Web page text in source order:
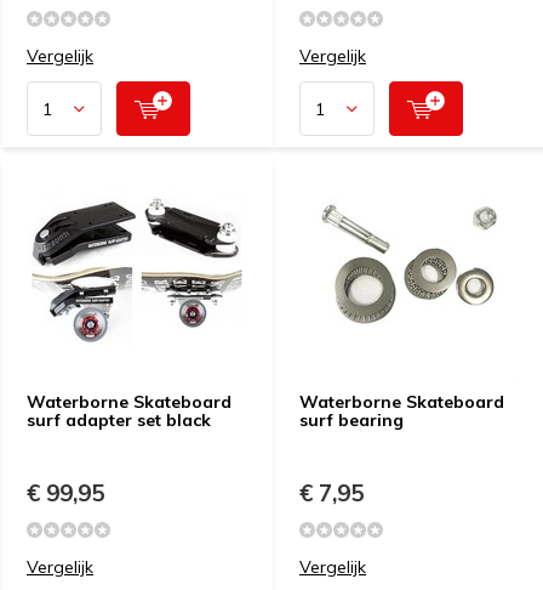
Vergelijk Vergelijk
Waterborne Skateboard
surf adapter set black
€ 99,95
Vergelijk
Waterborne Skateboard
surf bearing
€ 7,95
Vergelijk